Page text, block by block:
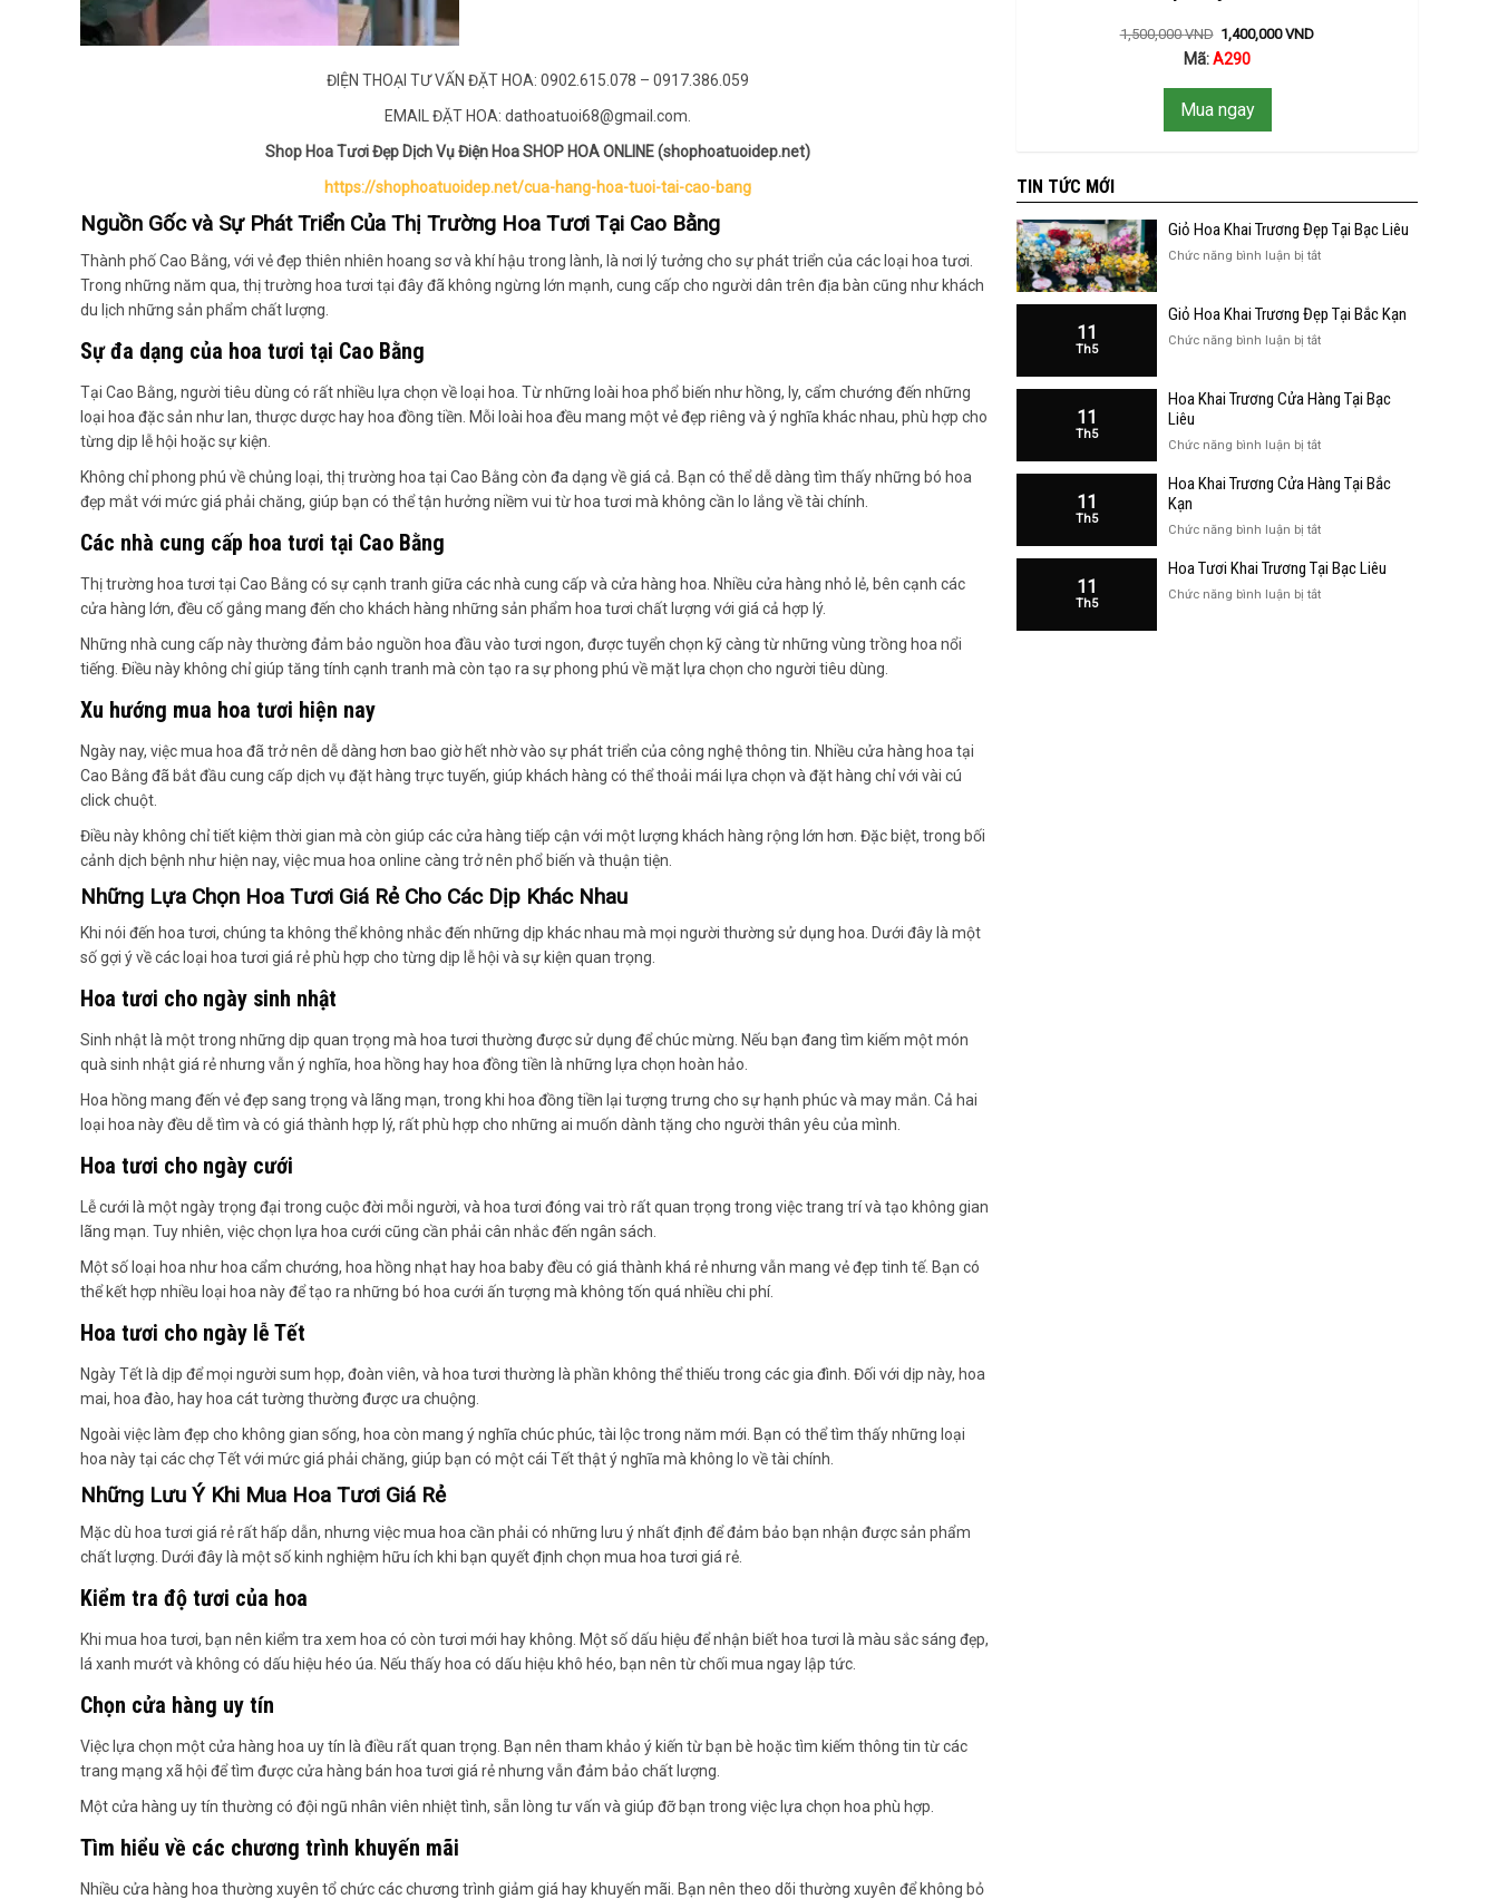
ĐIỆN THOẠI TƯ VẤN ĐẶT HOA: 0902.615.078 – 0917.386.059
EMAIL ĐẶT HOA: dathoatuoi68@gmail.com.
Shop Hoa Tươi Đẹp Dịch Vụ Điện Hoa SHOP HOA ONLINE (shophoatuoidep.net)
https://shophoatuoidep.net/cua-hang-hoa-tuoi-tai-cao-bang
Nguồn Gốc và Sự Phát Triển Của Thị Trường Hoa Tươi Tại Cao Bằng
Thành phố Cao Bằng, với vẻ đẹp thiên nhiên hoang sơ và khí hậu trong lành, là nơi lý tưởng cho sự phát triển của các loại hoa tươi.
Trong những năm qua, thị trường hoa tươi tại đây đã không ngừng lớn mạnh, cung cấp cho người dân trên địa bàn cũng như khách
du lịch những sản phẩm chất lượng.
Sự đa dạng của hoa tươi tại Cao Bằng
Tại Cao Bằng, người tiêu dùng có rất nhiều lựa chọn về loại hoa. Từ những loài hoa phổ biến như hồng, ly, cẩm chướng đến những
loại hoa đặc sản như lan, thược dược hay hoa đồng tiền. Mỗi loài hoa đều mang một vẻ đẹp riêng và ý nghĩa khác nhau, phù hợp cho
từng dịp lễ hội hoặc sự kiện.
Không chỉ phong phú về chủng loại, thị trường hoa tại Cao Bằng còn đa dạng về giá cả. Bạn có thể dễ dàng tìm thấy những bó hoa
đẹp mắt với mức giá phải chăng, giúp bạn có thể tận hưởng niềm vui từ hoa tươi mà không cần lo lắng về tài chính.
Các nhà cung cấp hoa tươi tại Cao Bằng
Thị trường hoa tươi tại Cao Bằng có sự cạnh tranh giữa các nhà cung cấp và cửa hàng hoa. Nhiều cửa hàng nhỏ lẻ, bên cạnh các
cửa hàng lớn, đều cố gắng mang đến cho khách hàng những sản phẩm hoa tươi chất lượng với giá cả hợp lý.
Những nhà cung cấp này thường đảm bảo nguồn hoa đầu vào tươi ngon, được tuyển chọn kỹ càng từ những vùng trồng hoa nổi
tiếng. Điều này không chỉ giúp tăng tính cạnh tranh mà còn tạo ra sự phong phú về mặt lựa chọn cho người tiêu dùng.
Xu hướng mua hoa tươi hiện nay
Ngày nay, việc mua hoa đã trở nên dễ dàng hơn bao giờ hết nhờ vào sự phát triển của công nghệ thông tin. Nhiều cửa hàng hoa tại
Cao Bằng đã bắt đầu cung cấp dịch vụ đặt hàng trực tuyến, giúp khách hàng có thể thoải mái lựa chọn và đặt hàng chỉ với vài cú
click chuột.
Điều này không chỉ tiết kiệm thời gian mà còn giúp các cửa hàng tiếp cận với một lượng khách hàng rộng lớn hơn. Đặc biệt, trong bối
cảnh dịch bệnh như hiện nay, việc mua hoa online càng trở nên phổ biến và thuận tiện.
Những Lựa Chọn Hoa Tươi Giá Rẻ Cho Các Dịp Khác Nhau
Khi nói đến hoa tươi, chúng ta không thể không nhắc đến những dịp khác nhau mà mọi người thường sử dụng hoa. Dưới đây là một
số gợi ý về các loại hoa tươi giá rẻ phù hợp cho từng dịp lễ hội và sự kiện quan trọng.
Hoa tươi cho ngày sinh nhật
Sinh nhật là một trong những dịp quan trọng mà hoa tươi thường được sử dụng để chúc mừng. Nếu bạn đang tìm kiếm một món
quà sinh nhật giá rẻ nhưng vẫn ý nghĩa, hoa hồng hay hoa đồng tiền là những lựa chọn hoàn hảo.
Hoa hồng mang đến vẻ đẹp sang trọng và lãng mạn, trong khi hoa đồng tiền lại tượng trưng cho sự hạnh phúc và may mắn. Cả hai
loại hoa này đều dễ tìm và có giá thành hợp lý, rất phù hợp cho những ai muốn dành tặng cho người thân yêu của mình.
Hoa tươi cho ngày cưới
Lễ cưới là một ngày trọng đại trong cuộc đời mỗi người, và hoa tươi đóng vai trò rất quan trọng trong việc trang trí và tạo không gian
lãng mạn. Tuy nhiên, việc chọn lựa hoa cưới cũng cần phải cân nhắc đến ngân sách.
Một số loại hoa như hoa cẩm chướng, hoa hồng nhạt hay hoa baby đều có giá thành khá rẻ nhưng vẫn mang vẻ đẹp tinh tế. Bạn có
thể kết hợp nhiều loại hoa này để tạo ra những bó hoa cưới ấn tượng mà không tốn quá nhiều chi phí.
Hoa tươi cho ngày lễ Tết
Ngày Tết là dịp để mọi người sum họp, đoàn viên, và hoa tươi thường là phần không thể thiếu trong các gia đình. Đối với dịp này, hoa
mai, hoa đào, hay hoa cát tường thường được ưa chuộng.
Ngoài việc làm đẹp cho không gian sống, hoa còn mang ý nghĩa chúc phúc, tài lộc trong năm mới. Bạn có thể tìm thấy những loại
hoa này tại các chợ Tết với mức giá phải chăng, giúp bạn có một cái Tết thật ý nghĩa mà không lo về tài chính.
Những Lưu Ý Khi Mua Hoa Tươi Giá Rẻ
Mặc dù hoa tươi giá rẻ rất hấp dẫn, nhưng việc mua hoa cần phải có những lưu ý nhất định để đảm bảo bạn nhận được sản phẩm
chất lượng. Dưới đây là một số kinh nghiệm hữu ích khi bạn quyết định chọn mua hoa tươi giá rẻ.
Kiểm tra độ tươi của hoa
Khi mua hoa tươi, bạn nên kiểm tra xem hoa có còn tươi mới hay không. Một số dấu hiệu để nhận biết hoa tươi là màu sắc sáng đẹp,
lá xanh mướt và không có dấu hiệu héo úa. Nếu thấy hoa có dấu hiệu khô héo, bạn nên từ chối mua ngay lập tức.
Chọn cửa hàng uy tín
Việc lựa chọn một cửa hàng hoa uy tín là điều rất quan trọng. Bạn nên tham khảo ý kiến từ bạn bè hoặc tìm kiếm thông tin từ các
trang mạng xã hội để tìm được cửa hàng bán hoa tươi giá rẻ nhưng vẫn đảm bảo chất lượng.
Một cửa hàng uy tín thường có đội ngũ nhân viên nhiệt tình, sẵn lòng tư vấn và giúp đỡ bạn trong việc lựa chọn hoa phù hợp.
Tìm hiểu về các chương trình khuyến mãi
Nhiều cửa hàng hoa thường xuyên tổ chức các chương trình giảm giá hay khuyến mãi. Bạn nên theo dõi thường xuyên để không bỏ
1,500,000VND 1,400,000VND
Mã:A290
Mua ngay
TIN TỨC MỚI
Giỏ Hoa Khai Trương Đẹp Tại Bạc Liêu
Chức năng bình luận bị tắtở
Khai
Đẹp
Liêu
11
Th5
Giỏ Hoa Khai Trương Đẹp Tại Bắc Kạn
Chức năng bình luận bị tắtở
Khai
Tại
Kạn
11
Th5
Hoa Khai Trương Cửa Hàng Tại Bạc
Liêu
Chức năng bình luận bị tắtở
Khai
Hàng
Bạc
Liêu
11
Th5
Hoa Khai Trương Cửa Hàng Tại Bắc
Kạn
Chức năng bình luận bị tắtở
Khai
11
Th5
Hoa Tươi Khai Trương Tại Bạc Liêu
Chức năng bình luận bị tắtở